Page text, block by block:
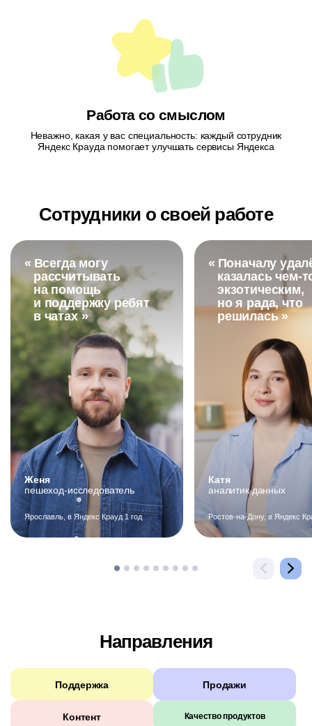
Работа со смыслом
Неважно, какая у вас специальность: каждый сотрудник
Яндекс Крауда помогает улучшать сервисы Яндекса
Сотрудники о своей работе
«Всегда могу
рассчитывать
на помощь
и поддержку ребят
в чатах »
Женя
пешеход-исследователь
Ярославль, в Яндекс Крауд 1 год
«Поначалу
казаласьчем-
экзотическим,
но я рада, что
решилась »
Катя
аналитик данных
Ростов-на-Дону, в Яндекс
Направления
Поддержка Продажи
Контент Качество продуктов